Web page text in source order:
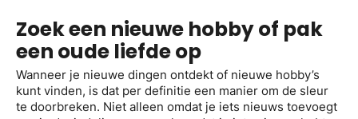
Zoek een nieuwe hobby of pak
een oude liefde op
Wanneer je nieuwe dingen ontdekt of nieuwe hobby’s
kunt vinden, is dat per definitie een manier om de sleur
te doorbreken. Niet alleen omdat je iets nieuws toevoegt